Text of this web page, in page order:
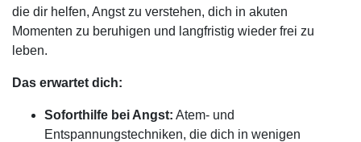
die dir helfen, Angst zu verstehen, dich in akuten
Momenten zu beruhigen und langfristig wieder frei zu
leben.
Das erwartet dich:
Soforthilfe bei Angst: Atem- und
Entspannungstechniken, die dich in wenigen